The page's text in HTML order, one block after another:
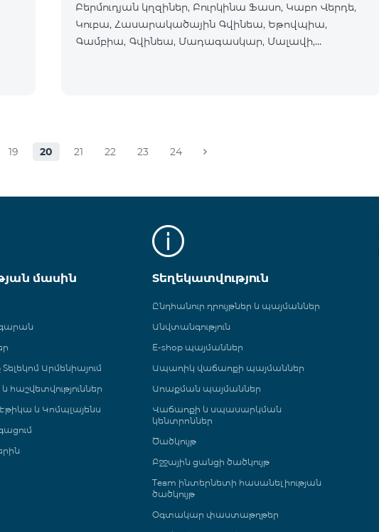
Բերմուդյան կղզիներ, Բուրկինա Ֆասո, Կաբո Վերդե,
Կուբա, Հասարակածային Գվինեա, Եթովպիա,
Գամբիա, Գվինեա, Մադագասկար, Մալավի,
19 20 21 22 23 24
մասին
Արմենիայում
և հաշվետվություններ
և Կոմպլայենս
Տեղեկատվություն
Ընդհանուր դրույթներ և պայմաններ
Անվտանգություն
E-shop պայմաններ
Ապառիկ վաճառքի պայմաններ
Առաքման պայմաններ
Վաճառքի և սպասարկման
կենտրոններ
Ծածկույթ
Բջջային ցանցի ծածկույթ
Team ինտերնետի հասանելիության
ծածկույթ
Օգտակար փաստաթղթեր